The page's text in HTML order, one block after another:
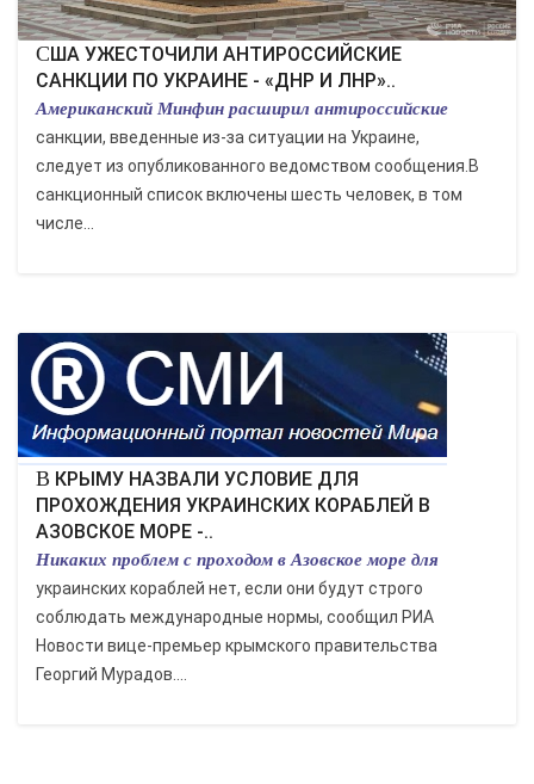
США УЖЕСТОЧИЛИ АНТИРОССИЙСКИЕ
САНКЦИИ ПО УКРАИНЕ - «ДНР И ЛНР»..
Американский Минфин расширил антироссийские
санкции, введенные из-за ситуации на Украине,
следует из опубликованного ведомством сообщения.В
санкционный список включены шесть человек, в том
числе...
В КРЫМУ НАЗВАЛИ УСЛОВИЕ ДЛЯ
ПРОХОЖДЕНИЯ УКРАИНСКИХ КОРАБЛЕЙ В
АЗОВСКОЕ МОРЕ -..
Никаких проблем с проходом в Азовское море для
украинских кораблей нет, если они будут строго
соблюдать международные нормы, сообщил РИА
Новости вице-премьер крымского правительства
Георгий Мурадов....